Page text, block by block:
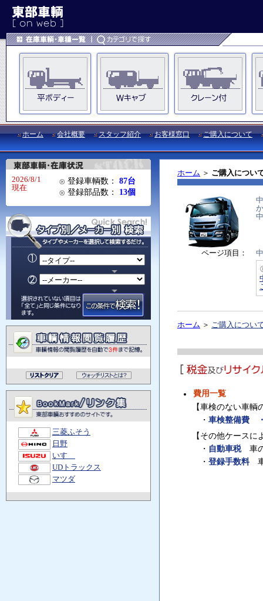
ホーム 会社概要 スタッフ紹介 お客様窓口 ご購入について
ホーム ＞ ご購入につい
ページ項目：
ホーム ＞ ご購入につい
費用一覧
【車検のない車輌
・ 車検整備費
【その他ケースに
・ 自動車税車の
・ 登録手数料車
2026/8/1
現在
登録車輌数：
87台
登録部品数：
13個
三菱ふそう
日野
いすゞ
UDトラックス
マツダ